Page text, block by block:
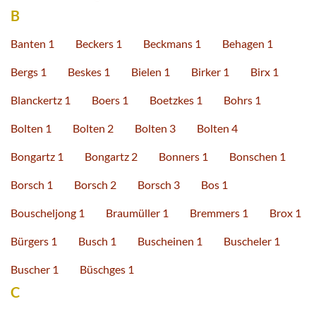
B
Banten 1 Beckers 1 Beckmans 1 Behagen 1
Bergs 1 Beskes 1 Bielen 1 Birker 1 Birx 1
Blanckertz 1 Boers 1 Boetzkes 1 Bohrs 1
Bolten 1 Bolten 2 Bolten 3 Bolten 4
Bongartz 1 Bongartz 2 Bonners 1 Bonschen 1
Borsch 1 Borsch 2 Borsch 3 Bos 1
Bouscheljong 1 Braumüller 1 Bremmers 1 Brox 1
Bürgers 1 Busch 1 Buscheinen 1 Buscheler 1
Buscher 1 Büschges 1
C